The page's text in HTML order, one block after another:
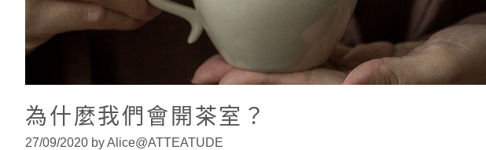
為什麼我們會開茶室？
27/09/2020 by Alice@ATTEATUDE